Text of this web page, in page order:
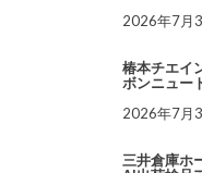
2026年7月
椿本チエイ
ボンニュー
2026年7月
三井倉庫ホ